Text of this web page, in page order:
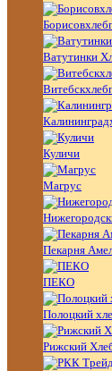
Ватутинки
Куличи
Магрус
Пекарня
ПЕКО
Полоцкий
Рижский